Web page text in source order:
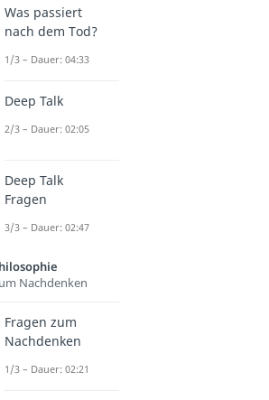
Was passiert
nach dem Tod?
1/3 – Dauer: 04:33
Deep Talk
2/3 – Dauer: 02:05
Deep Talk
Fragen
3/3 – Dauer: 02:47
Nachdenken
Fragen zum
Nachdenken
1/3 – Dauer: 02:21